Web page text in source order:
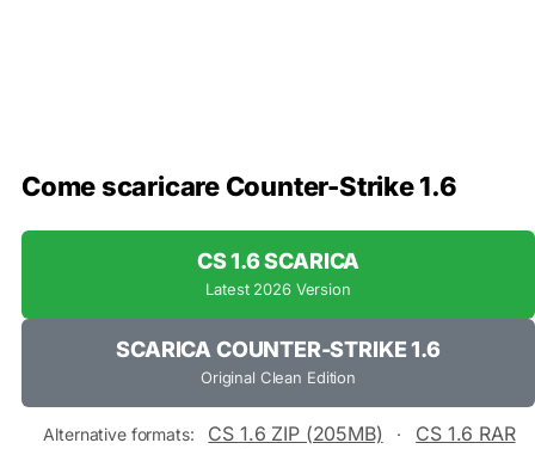
Come scaricare Counter-Strike 1.6
CS 1.6 SCARICA
Latest 2026 Version
SCARICA COUNTER-STRIKE 1.6
Original Clean Edition
Alternative formats: CS 1.6 ZIP (205MB) ·
CS 1.6 RAR